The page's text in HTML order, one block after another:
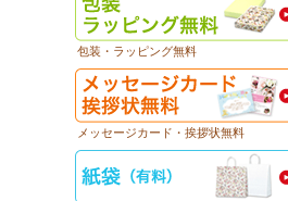
包装・ラッピング無料
メッセージカード・挨拶状無料